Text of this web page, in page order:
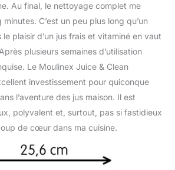
Au final, le nettoyage complet me
C’est un peu plus long qu’un
plaisir d’un jus frais et vitaminé en vaut
plusieurs semaines d’utilisation
Le Moulinex Juice & Clean
investissement pour quiconque
l’aventure des jus maison. Il est
polyvalent et, surtout, pas si fastidieux
de cœur dans ma cuisine.